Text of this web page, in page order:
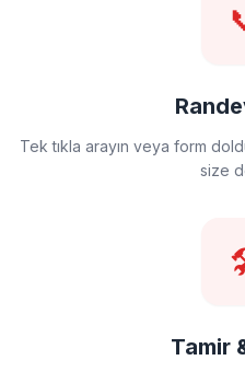
Tek tıkla arayın veya form
size
Tamir